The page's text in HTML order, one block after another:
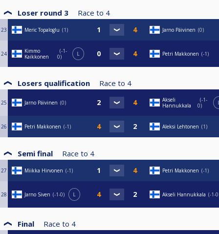
Loser round 3 Race to 4
23 Meric Topaloglu 1 Jarno Päivinen 0
24
Kimmo
Kaikkonen
-1-
0
L Petri Makkonen -1
Losers qualification Race to 4
25 Jarno Päivinen 0
Akseli
Hannukkala
-1-
0
26 Petri Makkonen -1 Aleksi Lehtonen 1
Semi final Race to 4
27 Miikka Hirvonen -1 Petri Makkonen -1
28 Jarno Siven -1-0 L Akseli Hannukkala -1-0
Final Race to 4